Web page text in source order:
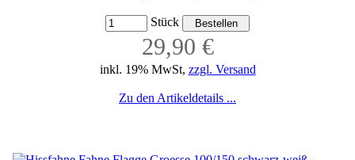
Stück
29,90 €
inkl. 19% MwSt, zzgl. Versand
Zu den Artikeldetails ...